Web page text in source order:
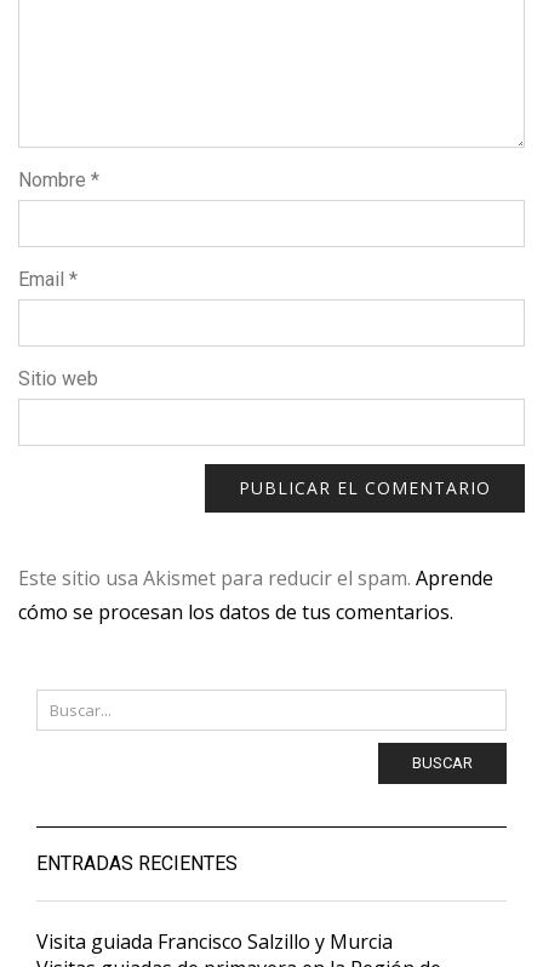
Nombre *
Email *
Sitio web
Este sitio usa Akismet para reducir el spam. Aprende
cómo se procesan los datos de tus comentarios.
BUSCAR
ENTRADAS RECIENTES
Visita guiada Francisco Salzillo y Murcia